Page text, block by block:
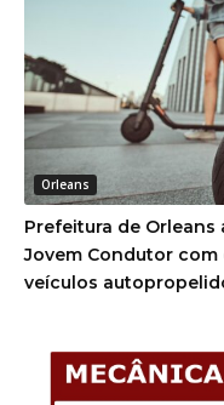
Orleans
Prefeitura de
Jovem Condutor
veículos